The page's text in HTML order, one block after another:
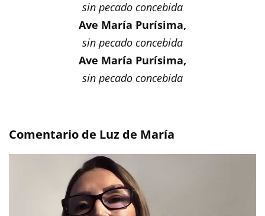
sin pecado concebida
Ave María Purísima,
sin pecado concebida
Ave María Purísima,
sin pecado concebida
Comentario de Luz de María